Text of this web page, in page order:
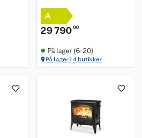
A
29 790 00
På lager (6-20)
På lager i 4 butikker